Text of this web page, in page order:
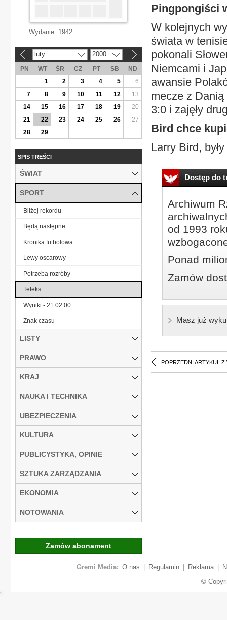
Pingpongiści
W kolejnych
świata w
pokonali
Niemcami i
awansie
mecze z Danią
3:0 i zajęły
Bird chce
Larry Bird,
Dostęp do
Archiwum
od 1993
Ponad
Zamów
Masz już
POPRZEDNI ARTYKUŁ Z
Wydanie: 1942
luty 2000
PN WT ŚR CZ PT SB
ND
1
2 3 4 5
6
7
8 9 10 11 12
13
14
15 16 17 18 19
20
21
22 23 24 25 26
27
28
29
SPIS TREŚCI
ŚWIAT
SPORT
Bliżej rekordu
Będą następne
Kronika futbolowa
Lewy oscarowy
Potrzeba rozróby
Teleks
Wyniki - 21.02.00
Znak czasu
LISTY
PRAWO
KRAJ
NAUKA I TECHNIKA
UBEZPIECZENIA
KULTURA
PUBLICYSTYKA, OPINIE
SZTUKA ZARZĄDZANIA
EKONOMIA
NOTOWANIA
Zamów abonament
Gremi Media: O nas Regulamin Reklama
©